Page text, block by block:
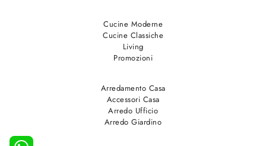
Cucine Moderne
Cucine Classiche
Living
Promozioni
Arredamento Casa
Accessori Casa
Arredo Ufficio
Arredo Giardino